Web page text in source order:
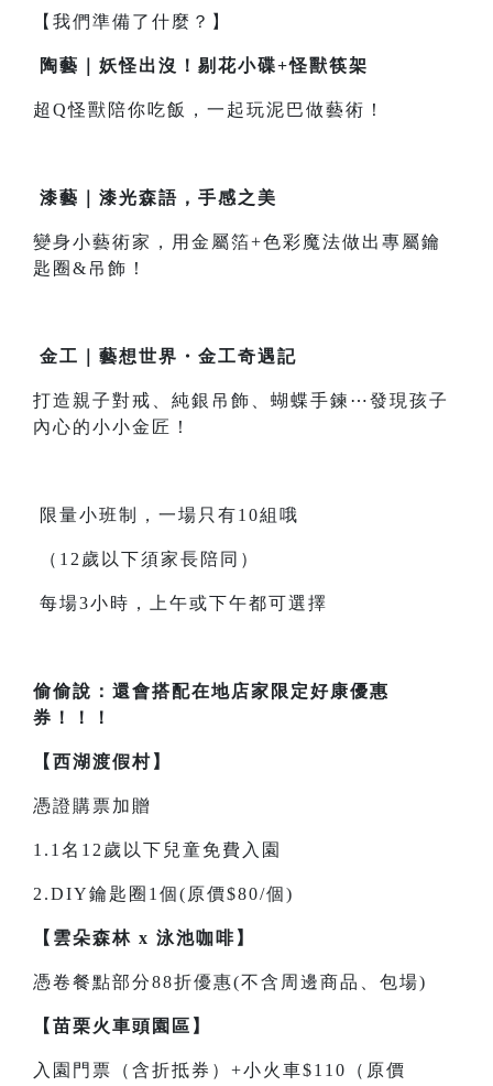
【我們準備了什麼？】
陶藝｜妖怪出沒！剔花小碟+怪獸筷架
超Q怪獸陪你吃飯，一起玩泥巴做藝術！
漆藝｜漆光森語，手感之美
變身小藝術家，用金屬箔+色彩魔法做出專屬鑰
匙圈&吊飾！
金工｜藝想世界・金工奇遇記
打造親子對戒、純銀吊飾、蝴蝶手鍊⋯發現孩子
內心的小小金匠！
限量小班制，一場只有10組哦
（12歲以下須家長陪同）
每場3小時，上午或下午都可選擇
偷偷說：還會搭配在地店家限定好康優惠
券！！！
【西湖渡假村】
憑證購票加贈
1.1名12歲以下兒童免費入園
2.DIY鑰匙圈1個(原價$80/個)
【雲朵森林 x 泳池咖啡】
憑卷餐點部分88折優惠(不含周邊商品、包場)
【苗栗火車頭園區】
入園門票（含折抵券）+小火車$110（原價